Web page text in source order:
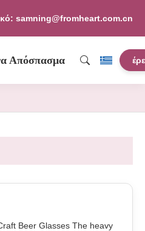
samning@fromheart.com.cn
Απόσπασμα
Beer Glasses The heavy